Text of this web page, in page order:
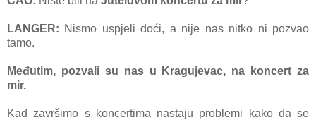
LANGER: Nismo uspjeli doći, a nije nas nitko ni pozvao
tamo.
Međutim, pozvali su nas u Kragujevac, na koncert za
mir.
Kad završimo s koncertima nastaju problemi kako da se